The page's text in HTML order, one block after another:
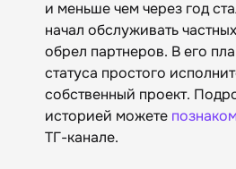
и меньше чем через год
начал обслуживать
обрел партнеров. В его
статуса простого
собственный проект.
историей можете
ТГ-канале.